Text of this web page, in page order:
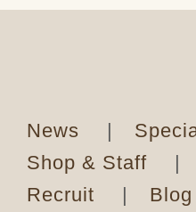
News |
Shop & Staff
|
Recruit
| Blog